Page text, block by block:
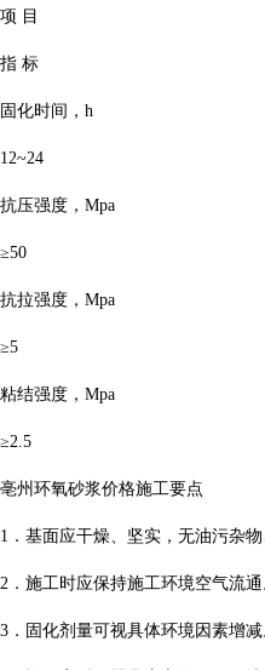
项 目
指 标
固化时间，h
12~24
抗压强度，Mpa
≥50
抗拉强度，Mpa
≥5
粘结强度，Mpa
≥2.5
亳州环氧砂浆价格施工要点
1．基面应干燥、坚实，无油污杂
2．施工时应保持施工环境空气流通
3．固化剂量可视具体环境因素增减